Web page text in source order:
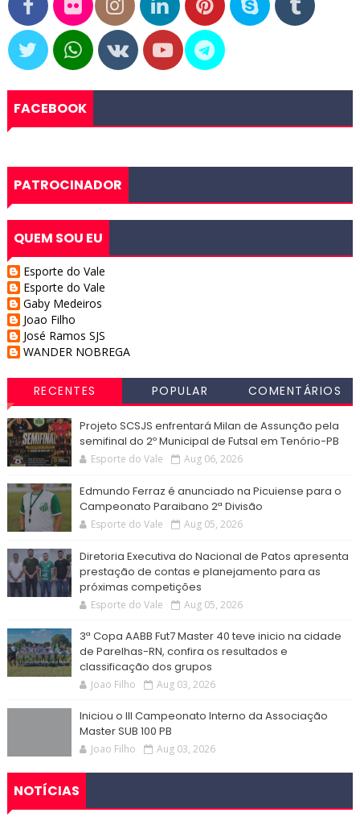
FACEBOOK
PATROCINADOR
QUEM SOU EU
Esporte do Vale
Esporte do Vale
Gaby Medeiros
Joao Filho
José Ramos SJS
WANDER NOBREGA
RECENTES POPULAR COMENTÁRIOS
Projeto SCSJS enfrentará Milan de Assunção pela
semifinal do 2º Municipal de Futsal em Tenório-PB
Esporte do Vale Aug 06, 2026
Edmundo Ferraz é anunciado na Picuiense para o
Campeonato Paraibano 2ª Divisão
Esporte do Vale Aug 05, 2026
Diretoria Executiva do Nacional de Patos apresenta
prestação de contas e planejamento para as
próximas competições
Esporte do Vale Aug 05, 2026
3ª Copa AABB Fut7 Master 40 teve inicio na cidade
de Parelhas-RN, confira os resultados e
classificação dos grupos
Joao Filho Aug 03, 2026
Iniciou o III Campeonato Interno da Associação
Master SUB 100 PB
Joao Filho Aug 03, 2026
NOTÍCIAS